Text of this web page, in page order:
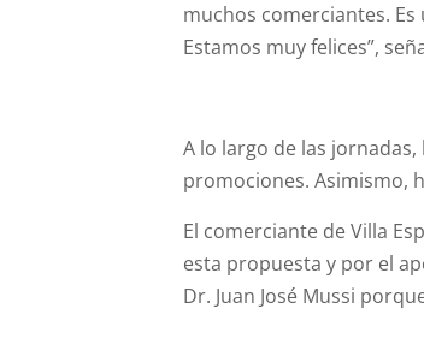
muchos comerciantes.
Estamos muy felices”,
A lo largo de las
promociones. Asimismo,
El comerciante de Villa
esta propuesta y por el
Dr. Juan José Mussi